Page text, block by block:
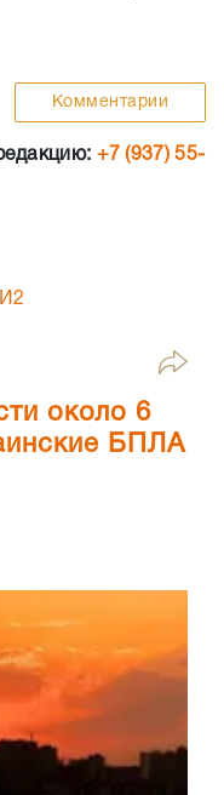
Комментарии
+7 (937) 55-
около 6
БПЛА